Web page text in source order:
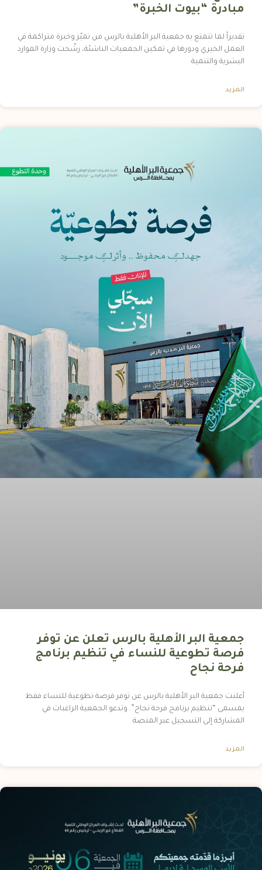
مبادرة “بيوت الخبرة”
تقديراً لما تتمتع به جمعية البر الأهلية بالرس من تميّز وخبرة متراكمة في
العمل الخيري ودورها في تمكين الجمعيات الناشئة، رشّحت وزارة الموارد
البشرية والتنمية
المزيد
جمعية البر الأهلية بالرس تعلن عن توفر
فرصة تطوعية للنساء في تنظيم برنامج
فرحة نجاح
أعلنت جمعية البر الأهلية بالرس عن توفر فرصة تطوعية للنساء فقط
بمسمى “تنظيم برنامج فرحة نجاح”. وتدعو الجمعية الراغبات في
المشاركة إلى التسجيل عبر المنصة
المزيد